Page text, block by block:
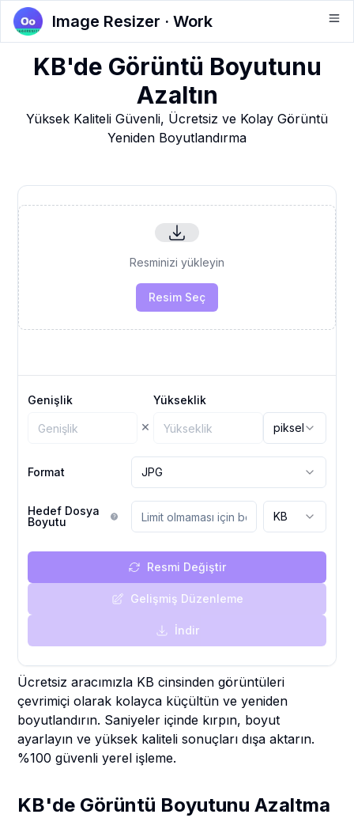
Image Resizer · Work
KB'de Görüntü Boyutunu
Azaltın
Yüksek Kaliteli Güvenli, Ücretsiz ve Kolay Görüntü
Yeniden Boyutlandırma
Resminizi yükleyin
Resim Seç
Genişlik
×
Yükseklik
piksel
Format JPG
Hedef Dosya
Boyutu
KB
Resmi Değiştir
Gelişmiş Düzenleme
İndir
Ücretsiz aracımızla KB cinsinden görüntüleri
çevrimiçi olarak kolayca küçültün ve yeniden
boyutlandırın. Saniyeler içinde kırpın, boyut
ayarlayın ve yüksek kaliteli sonuçları dışa aktarın.
%100 güvenli yerel işleme.
KB'de Görüntü Boyutunu Azaltma